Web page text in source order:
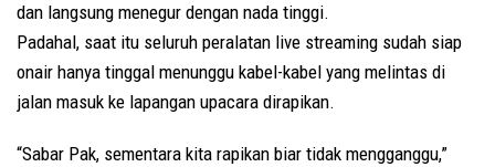
dan langsung menegur dengan nada tinggi.
Padahal, saat itu seluruh peralatan live streaming sudah siap
onair hanya tinggal menunggu kabel-kabel yang melintas di
jalan masuk ke lapangan upacara dirapikan.
“Sabar Pak, sementara kita rapikan biar tidak mengganggu,”